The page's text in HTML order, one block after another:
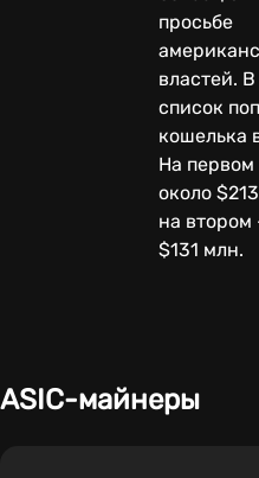
просьбе
властей.
список
кошелька
На первом
около
на
$131 млн.
ASIC-майнеры